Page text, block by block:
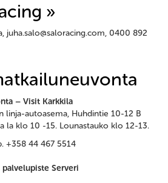
»
juha.salo@saloracing.com, 0400 892
– Visit Karkkila
linja-autoasema, Huhdintie 10-12 B
la klo 10 -15. Lounastauko klo 12-13.
+358 44 467 5514
Serveri